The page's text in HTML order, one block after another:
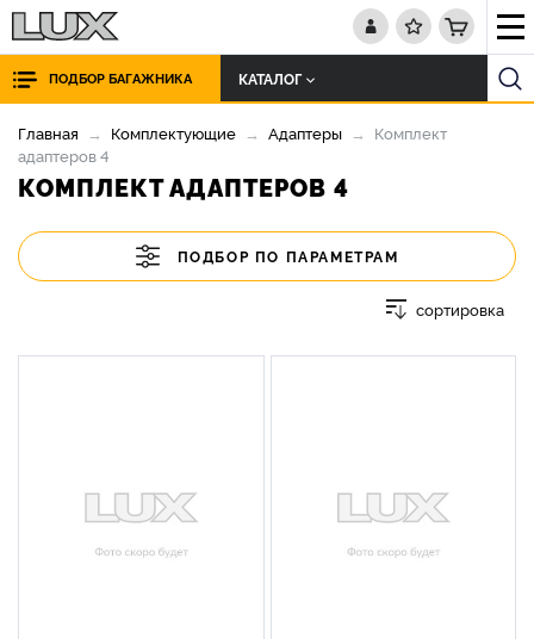
ПОДБОР БАГАЖНИКА КАТАЛОГ
Главная Комплектующие Адаптеры
Комплект
адаптеров 4
КОМПЛЕКТ АДАПТЕРОВ 4
ПОДБОР ПО ПАРАМЕТРАМ
сортировка